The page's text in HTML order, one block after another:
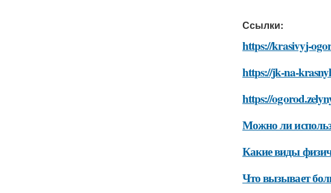
Ссылки:
https://krasivyj-
https://jk-na-
https://
Можно ли
Какие виды
Что вызывает